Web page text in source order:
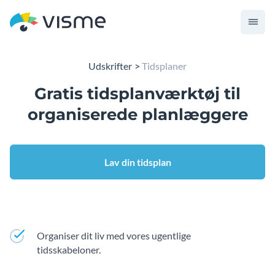
Udskrifter Tidsplaner
Gratis tidsplanværktøj til
organiserede planlæggere
Lav din tidsplan
Organiser dit liv med vores ugentlige
tidsskabeloner.